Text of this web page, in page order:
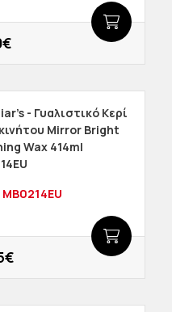
- Γυαλιστικό Κερί
Mirror Bright
Wax 414ml
MB0214EU